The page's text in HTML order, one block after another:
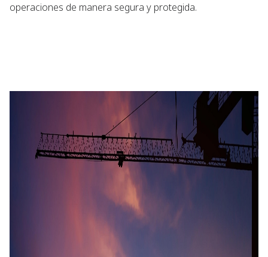
operaciones de manera segura y protegida.